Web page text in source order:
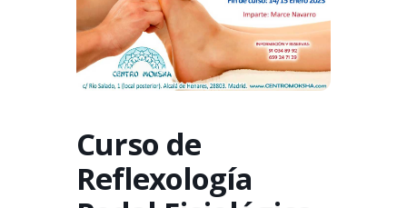
Curso de
Reflexología